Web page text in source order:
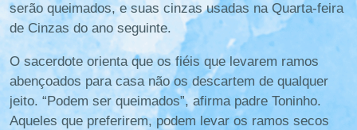
serão queimados, e suas cinzas usadas na Quarta-feira
de Cinzas do ano seguinte.
O sacerdote orienta que os fiéis que levarem ramos
abençoados para casa não os descartem de qualquer
jeito. “Podem ser queimados”, afirma padre Toninho.
Aqueles que preferirem, podem levar os ramos secos